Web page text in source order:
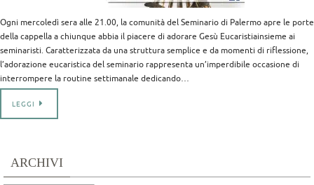
Ogni mercoledì sera alle 21.00, la comunità del Seminario di Palermo apre le porte
della cappella a chiunque abbia il piacere di adorare Gesù Eucaristiainsieme ai
seminaristi. Caratterizzata da una struttura semplice e da momenti di riflessione,
l’adorazione eucaristica del seminario rappresenta un’imperdibile occasione di
interrompere la routine settimanale dedicando…
LEGGI
ARCHIVI